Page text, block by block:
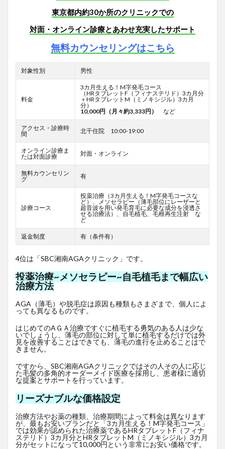
東京都内約30か所のクリニックでの
対面・オンライン診療とあわせ充実したサポート
無料カウンセリングはこちら
対象性別 男性
料金
3カ月生える！M字発毛コース
（HRタブレットF （フィナステリド）3カ月分
＋HRタブレットM（ミノキシジル）3カ月
分）
10,000円（月々約3,333円） など
アクセス・診療時
間
北千住院 10:00-19:00
オンライン診療ま
たは対面診療
対面・オンライン
無料カウンセリン
グ
有
診療コース
投薬治療（3カ月生える！M字発毛コースな
ど）、メソセラピー（薄毛部位にレーザーと
超音波を用い発毛育毛に必要な成分を浸透さ
せる治療法）、自毛植毛、毛根再生注射 な
ど
返金制度 有（条件有）
4位は「SBC湘南AGAクリニック」です。
投薬治療~メソセラピー~自毛植毛まで幅広い
治療方法
AGA（薄毛）や脱毛症は原因も種類もさまざまで、個人によ
っても異なるものです。
はじめてのAＧＡ治療ですぐに植毛する勇気のある人は少な
いでしょうし、薄毛の部位に対して単に植毛するだけでは外
見を改善することはできても、薄毛の進行を止めることはで
きません。
ですから、SBC湘南AGAクリニックではその人その人に応じ
た毛髪の多角的オーダーメイド医療を採用し、患者様に適切
な提案とサポートを行っています。
リーズナブルな価格設定
治療方法やお薬の種類、治療期間によって料金は異なります
が、最もお安いプランだと「3カ月生える！M字発毛コース」
では効果が認められた治療薬であるHRタブレットF （フィナ
ステリド）3カ月分とHRタブレットM（ミノキシジル）3カ月
分がセットになって10,000円という非常にお安い価格です。